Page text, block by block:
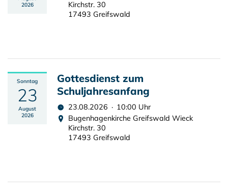
2026
Kirchstr. 30
17493 Greifswald
Sonntag
23
August
2026
Gottesdienst zum
Schuljahresanfang
23.08.2026 · 10:00 Uhr
Bugenhagenkirche Greifswald Wieck
Kirchstr. 30
17493 Greifswald